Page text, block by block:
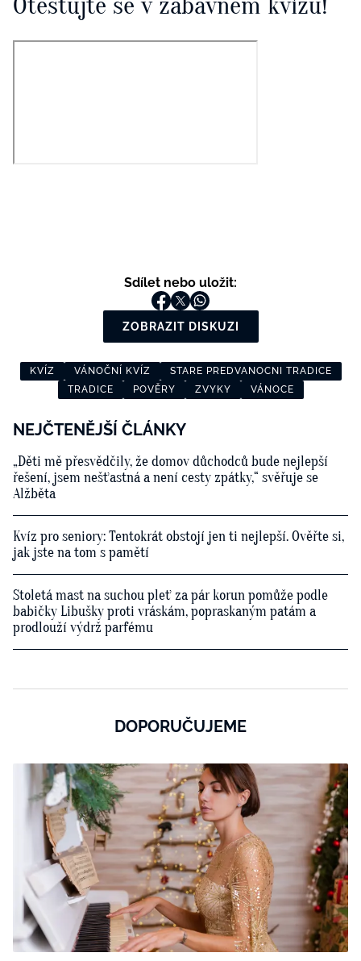
Sdílet nebo uložit:
ZOBRAZIT DISKUZI
KVÍZ VÁNOČNÍ KVÍZ
STARE PREDVANOCNI TRADICE
TRADICE
POVĚRY ZVYKY VÁNOCE
NEJČTENĚJŠÍ ČLÁNKY
„Děti mě přesvědčily, že domov důchodců bude nejlepší
řešení, jsem nešťastná a není cesty zpátky,“ svěřuje se
Alžběta
Kvíz pro seniory: Tentokrát obstojí jen ti nejlepší. Ověřte si,
jak jste na tom s pamětí
Stoletá mast na suchou pleť za pár korun pomůže podle
babičky Libušky proti vráskám, popraskaným patám a
prodlouží výdrž parfému
DOPORUČUJEME